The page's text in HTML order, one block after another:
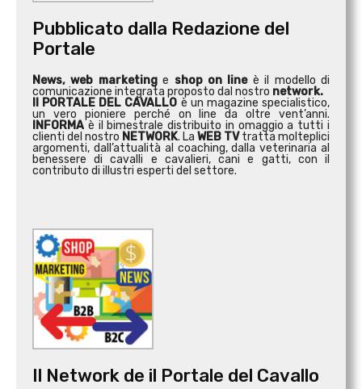
Pubblicato dalla Redazione del
Portale
News, web marketinge shop on line è il modello di
comunicazione integrata proposto dal nostro network.
Il PORTALE DEL CAVALLO è un magazine specialistico,
un vero pioniere perché on line da oltre vent’anni.
INFORMA è il bimestrale distribuito in omaggio a tutti i
clienti del nostro NETWORK. La WEB TVtratta molteplici
argomenti, dall’attualità al coaching, dalla veterinaria al
benessere di cavalli e cavalieri, cani e gatti, con il
contributo di illustri esperti del settore.
Il Network de il Portale del Cavallo